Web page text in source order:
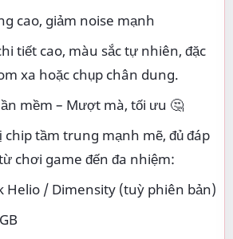
cao, giảm noise mạnh
tiết cao, màu sắc tự nhiên, đặc
xa hoặc chụp chân dung.
mềm – Mượt mà, tối ưu 🤔
tầm trung mạnh mẽ, đủ đáp
chơi game đến đa nhiệm:
Helio / Dimensity (tuỳ phiên bản)